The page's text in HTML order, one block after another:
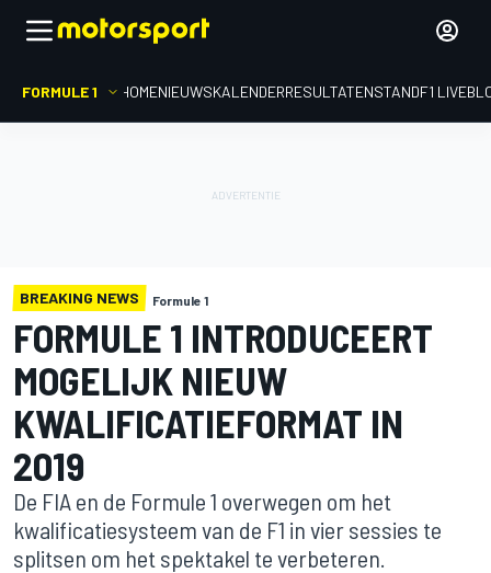
FORMULE 1 HOMENIEUWSKALENDERRESULTATENSTANDF1
BREAKING NEWS Formule 1
FORMULE 1 INTRODUCEERT
MOGELIJK NIEUW
KWALIFICATIEFORMAT IN
2019
De FIA en de Formule 1 overwegen om het
kwalificatiesysteem van de F1 in vier sessies te
splitsen om het spektakel te verbeteren.